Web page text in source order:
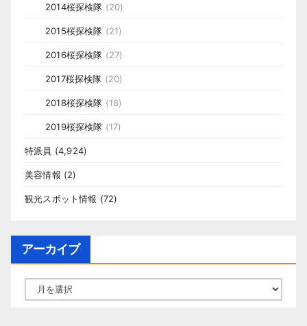
2014桜探検隊 (20)
2015桜探検隊 (21)
2016桜探検隊 (27)
2017桜探検隊 (20)
2018桜探検隊 (18)
2019桜探検隊 (17)
特派員 (4,924)
美容情報 (2)
観光スポット情報 (72)
アーカイブ